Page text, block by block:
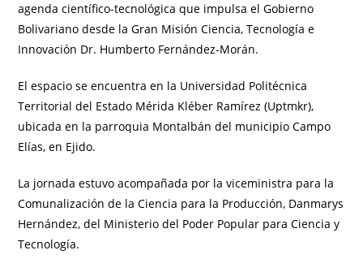
agenda científico-tecnológica que impulsa el Gobierno
Bolivariano desde la Gran Misión Ciencia, Tecnología e
Innovación Dr. Humberto Fernández-Morán.
El espacio se encuentra en la Universidad Politécnica
Territorial del Estado Mérida Kléber Ramírez (Uptmkr),
ubicada en la parroquia Montalbán del municipio Campo
Elías, en Ejido.
La jornada estuvo acompañada por la viceministra para la
Comunalización de la Ciencia para la Producción, Danmarys
Hernández, del Ministerio del Poder Popular para Ciencia y
Tecnología.